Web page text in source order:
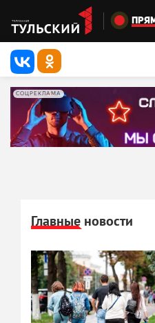
Перейти к основному
СОЦРЕКЛАМА
Главные новости